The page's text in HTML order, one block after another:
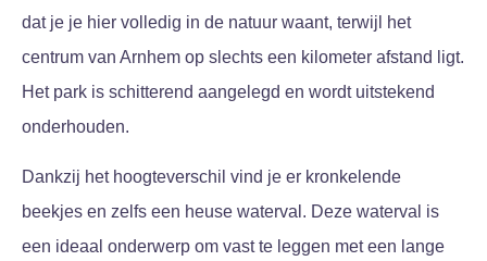
dat je je hier volledig in de natuur waant, terwijl het
centrum van Arnhem op slechts een kilometer afstand ligt.
Het park is schitterend aangelegd en wordt uitstekend
onderhouden.
Dankzij het hoogteverschil vind je er kronkelende
beekjes en zelfs een heuse waterval. Deze waterval is
een ideaal onderwerp om vast te leggen met een lange